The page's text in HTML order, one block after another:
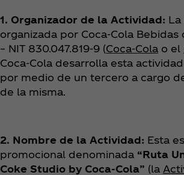
1. Organizador de la Actividad: La
organizada por Coca‑Cola Bebidas
– NIT 830.047.819-9 (Coca‑Cola o el
Coca‑Cola desarrolla esta
por medio de un tercero a cargo
de la misma.
2. Nombre de la Actividad: Esta
promocional denominada “Ruta
Coke Studio by Coca‑Cola” (la